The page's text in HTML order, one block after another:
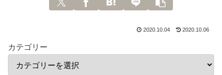
2020.10.04 2020.10.06
カテゴリー